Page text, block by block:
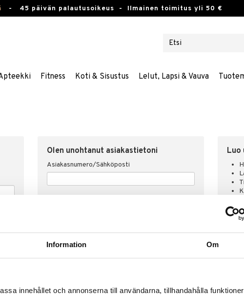
Information Om
innehållet och annonserna till användarna, tillhandahålla
- 45 päivän palautusoikeus - Ilmainen toimitus yli 50 €
Fitness Koti & Sisustus Lelut, Lapsi & Vauva
Olen unohtanut asiakastietoni
Asiakasnumero/Sähköposti
Luo